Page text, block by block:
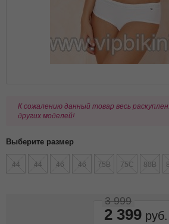
К сожалению данный товар весь
других моделей!
Выберите размер
44 44 46 46 75B 75C 80B
2 399
3 999